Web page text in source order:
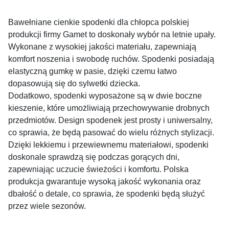
Bawełniane cienkie spodenki dla chłopca polskiej
produkcji firmy Gamet to doskonały wybór na letnie upały.
Wykonane z wysokiej jakości materiału, zapewniają
komfort noszenia i swobodę ruchów. Spodenki posiadają
elastyczną gumkę w pasie, dzięki czemu łatwo
dopasowują się do sylwetki dziecka.
Dodatkowo, spodenki wyposażone są w dwie boczne
kieszenie, które umożliwiają przechowywanie drobnych
przedmiotów. Design spodenek jest prosty i uniwersalny,
co sprawia, że będą pasować do wielu różnych stylizacji.
Dzięki lekkiemu i przewiewnemu materiałowi, spodenki
doskonale sprawdzą się podczas gorących dni,
zapewniając uczucie świeżości i komfortu. Polska
produkcja gwarantuje wysoką jakość wykonania oraz
dbałość o detale, co sprawia, że spodenki będą służyć
przez wiele sezonów.